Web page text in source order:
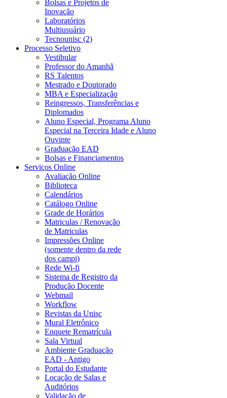
Bolsas e Projetos de
Inovação
Laboratórios
Multiusuário
Tecnounisc (2)
Processo Seletivo
Vestibular
Professor do Amanhã
RS Talentos
Mestrado e Doutorado
MBA e Especialização
Reingressos, Transferências e
Diplomados
Aluno Especial, Programa Aluno
Especial na Terceira Idade e Aluno
Ouvinte
Graduação EAD
Bolsas e Financiamentos
Serviços Online
Avaliação Online
Biblioteca
Calendários
Catálogo Online
Grade de Horários
Matriculas / Renovação
de Matriculas
Impressões Online
(somente dentro da rede
dos campi)
Rede Wi-fi
Sistema de Registro da
Produção Docente
Webmail
Workflow
Revistas da Unisc
Mural Eletrônico
Enquete Rematrícula
Sala Virtual
Ambiente Graduação
EAD - Antigo
Portal do Estudante
Locação de Salas e
Auditórios
Validação de